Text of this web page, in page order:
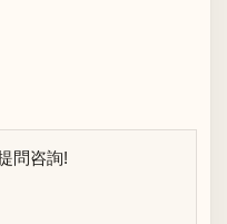
問咨詢!